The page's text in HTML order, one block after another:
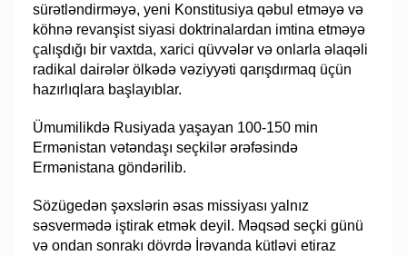
sürətləndirməyə, yeni Konstitusiya qəbul etməyə və
köhnə revanşist siyasi doktrinalardan imtina etməyə
çalışdığı bir vaxtda, xarici qüvvələr və onlarla əlaqəli
radikal dairələr ölkədə vəziyyəti qarışdırmaq üçün
hazırlıqlara başlayıblar.
Ümumilikdə Rusiyada yaşayan 100-150 min
Ermənistan vətəndaşı seçkilər ərəfəsində
Ermənistana göndərilib.
Sözügedən şəxslərin əsas missiyası yalnız
səsvermədə iştirak etmək deyil. Məqsəd seçki günü
və ondan sonrakı dövrdə İrəvanda kütləvi etiraz